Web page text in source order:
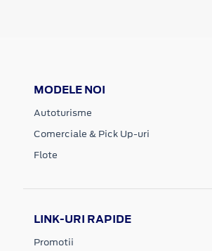
MODELE NOI
Autoturisme
Comerciale & Pick Up-uri
Flote
LINK-URI RAPIDE
Promotii